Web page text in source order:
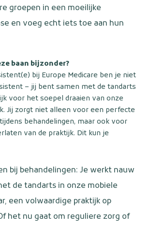
groepen in een moeilijke
en voeg echt iets toe aan hun
baan bijzonder?
bij Europe Medicare ben je niet
– jij bent samen met de tandarts
voor het soepel draaien van onze
Jij zorgt niet alleen voor een perfecte
behandelingen, maar ook voor
van de praktijk. Dit kun je
bij behandelingen: Je werkt nauw
de tandarts in onze mobiele
een volwaardige praktijk op
het nu gaat om reguliere zorg of